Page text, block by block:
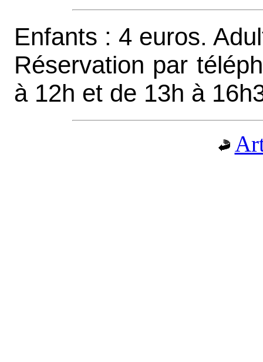
Enfants : 4 euros.
Réservation par
à 12h et de 13h à